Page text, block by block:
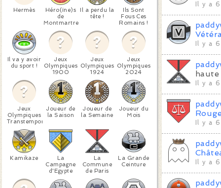
Hermès
Héro(ïne)s
de
Montmartre
Il a perdu la
tête !
Ils Sont
Fous Ces
Romains !
Il va y avoir
du sport !
Jeux
Olympiques
1900
Jeux
Olympiques
1924
Jeux
Olympiques
2024
Jeux
Olympiques
Transtemporels
Joueur de
la Saison
Joueur de
la Semaine
Joueur du
Mois
Kamikaze
La
Campagne
d'Egypte
La
Commune
de Paris
La Grande
Ceinture
Il y a
Il y a
Il y a
Il y a
Il y a